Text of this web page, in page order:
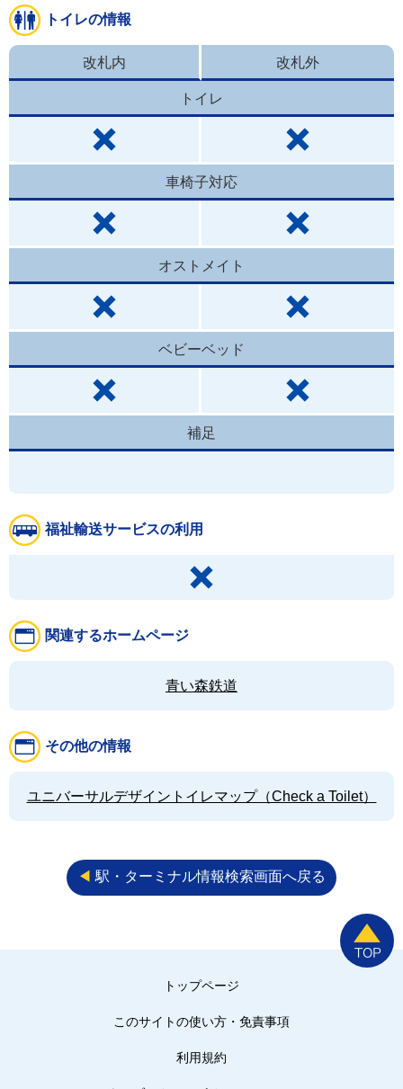
トイレの情報
改札内 改札外
トイレ
車椅子対応
オストメイト
ベビーベッド
補足
福祉輸送サービスの利用
関連するホームページ
青い森鉄道
その他の情報
ユニバーサルデザイントイレマップ（Check a Toilet）
◀︎ 駅・ターミナル情報検索画面へ戻る
トップページ
このサイトの使い方・免責事項
利用規約